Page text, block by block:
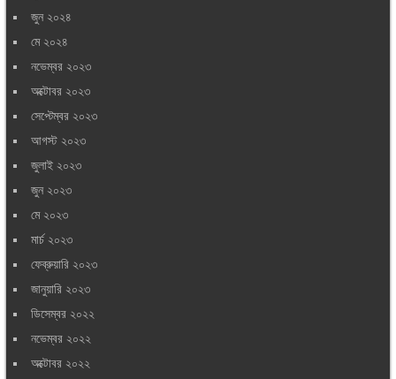
জুন ২০২৪
মে ২০২৪
নভেম্বর ২০২৩
অক্টোবর ২০২৩
সেপ্টেম্বর ২০২৩
আগস্ট ২০২৩
জুলাই ২০২৩
জুন ২০২৩
মে ২০২৩
মার্চ ২০২৩
ফেব্রুয়ারি ২০২৩
জানুয়ারি ২০২৩
ডিসেম্বর ২০২২
নভেম্বর ২০২২
অক্টোবর ২০২২